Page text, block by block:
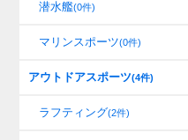
潜水艦(0件)
マリンスポーツ(0件)
アウトドアスポーツ(4件)
ラフティング(2件)